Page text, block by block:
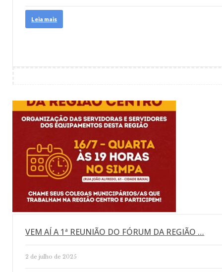
Leia mais
VEM AÍ A 1ª REUNIÃO DO FÓRUM DA REGIÃO …
2 de julho de 2025